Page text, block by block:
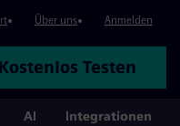
Über uns Anmelden
Kostenlos Testen
AI Integrationen